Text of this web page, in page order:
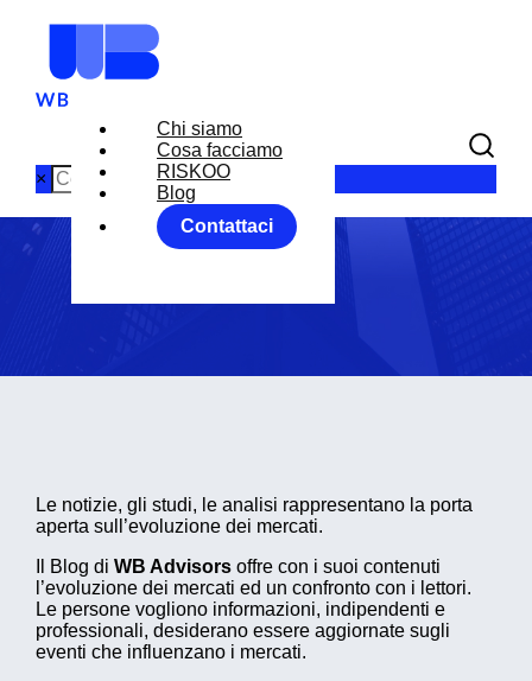
Chi siamo
Cosa facciamo
RISKOO
Blog
Contattaci
× Blog
Home Blog
Le notizie, gli studi, le analisi rappresentano la porta
aperta sull’evoluzione dei mercati.
Il Blog di WB Advisors offre con i suoi contenuti
l’evoluzione dei mercati ed un confronto con i lettori.
Le persone vogliono informazioni, indipendenti e
professionali, desiderano essere aggiornate sugli
eventi che influenzano i mercati.